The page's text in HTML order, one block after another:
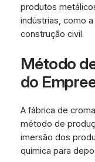
produtos
indústrias, como
construção civil.
Método
do
A fábrica de
método de
imersão dos
química para